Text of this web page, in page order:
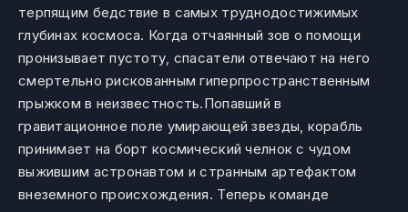
терпящим бедствие в самых труднодостижимых
глубинах космоса. Когда отчаянный зов о помощи
пронизывает пустоту, спасатели отвечают на него
смертельно рискованным гиперпространственным
прыжком в неизвестность.Попавший в
гравитационное поле умирающей звезды, корабль
принимает на борт космический челнок с чудом
выжившим астронавтом и странным артефактом
внеземного происхождения. Теперь команде